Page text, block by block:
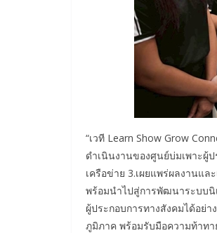
“เวที Learn Show Grow
ดำเนินงานของศูนย์บ่มเพาะผู้
เครือข่าย 3.เผยแพร่ผลงานแ
พร้อมนำไปสู่การพัฒนาระบบนิ
ผู้ประกอบการทางสังคมได้อย่
ภูมิภาค พร้อมรับมือความท้าท